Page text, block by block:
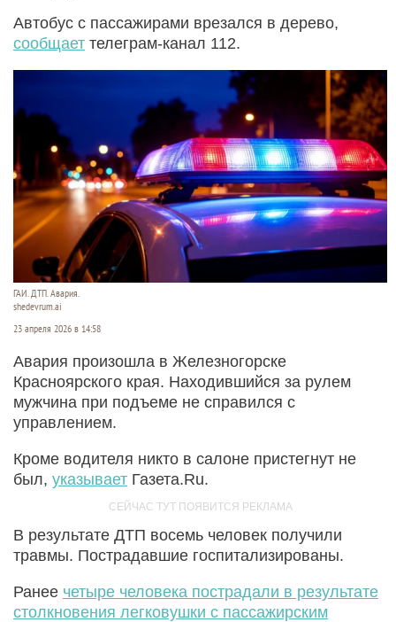
Автобус с пассажирами врезался в дерево,
сообщает телеграм-канал 112.
ГАИ. ДТП. Авария.
shedevrum.ai
23 апреля 2026 в 14:58
Авария произошла в Железногорске
Красноярского края. Находившийся за рулем
мужчина при подъеме не справился с
управлением.
Кроме водителя никто в салоне пристегнут не
был, указывает Газета.Ru.
В результате ДТП восемь человек получили
травмы. Пострадавшие госпитализированы.
Ранее четыре человека пострадали в результате
столкновения легковушки с пассажирским